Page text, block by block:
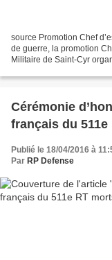
source Promotion Chef
de guerre, la promotion
Militaire de Saint-Cyr
Cérémonie
français du
Publié le 18/04/2016 à
Par RP Defense